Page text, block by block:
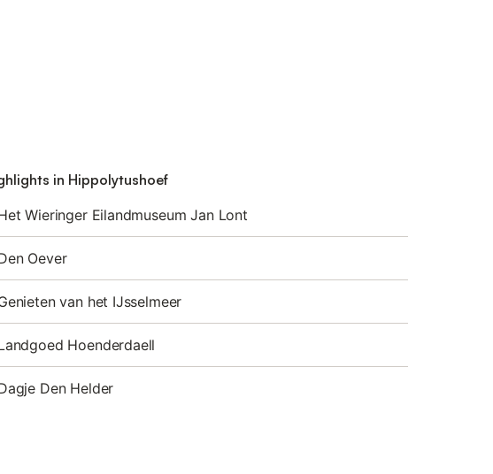
in Hippolytushoef
Wieringer Eilandmuseum Jan Lont
Oever
van het IJsselmeer
Hoenderdaell
Den Helder